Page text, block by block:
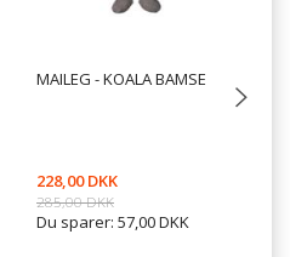
MAILEG - KOALA BAMSE
228,00 DKK
285,00 DKK
Du sparer: 57,00 DKK